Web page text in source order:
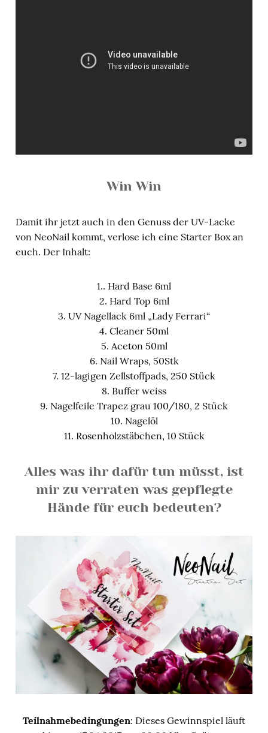
Win Win
Damit ihr jetzt auch in den Genuss der UV-Lacke
von NeoNail kommt, verlose ich eine Starter Box an
euch. Der Inhalt:
1.. Hard Base 6ml
2. Hard Top 6ml
3. UV Nagellack 6ml „Lady Ferrari“
4. Cleaner 50ml
5. Aceton 50ml
6. Nail Wraps, 50Stk
7. 12-lagigen Zellstoffpads, 250 Stück
8. Buffer weiss
9. Nagelfeile Trapez grau 100/180, 2 Stück
10. Nagelöl
11. Rosenholzstäbchen, 10 Stück
Alles was ihr dafür tun müsst, ist
mir zu verraten was gepflegte
Hände für euch bedeuten?
Teilnahmebedingungen: Dieses Gewinnspiel läuft